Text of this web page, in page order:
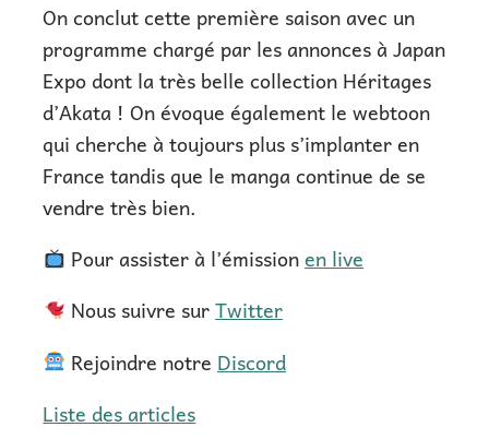
RSS FEED
On conclut cette première saison avec un
programme chargé par les annonces à Japan
Expo dont la très belle collection Héritages
d’Akata ! On évoque également le webtoon
qui cherche à toujours plus s’implanter en
France tandis que le manga continue de se
vendre très bien.
Pour assister à l’émissionen live
Nous suivre surTwitter
Rejoindre notre Discord
Liste des articles